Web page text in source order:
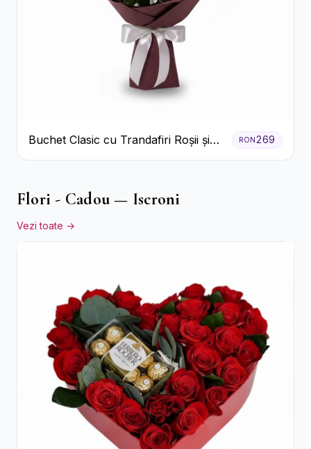
Buchet Clasic cu Trandafiri Roșii și
Crizanteme Albe
RON269
Flori - Cadou — Iscroni
Vezi toate →